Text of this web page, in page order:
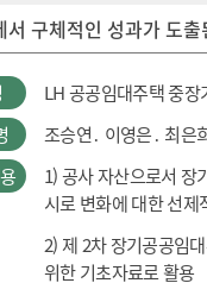
서 구체적인 성과가 도
LH 공공임대주택 중
조승연․ 이영은․ 최은
1) 공사 자산으로서 장
시로 변화에 대한 선제
2) 제 2차 장기공공임
위한 기초자료로 활용
더 안전하게 묻다
1. 우리가 다
2. 안전을 강
3. 시공 순서
4. 트럭을 관
5. 적게 파고,
하게